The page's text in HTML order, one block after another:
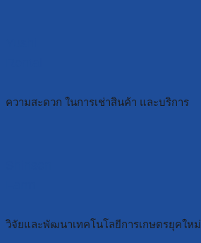
ความสะดวก ในการเช่าสินค้า และบริการ
วิจัยและพัฒนาเทคโนโลยีการเกษตรยุคใหม่